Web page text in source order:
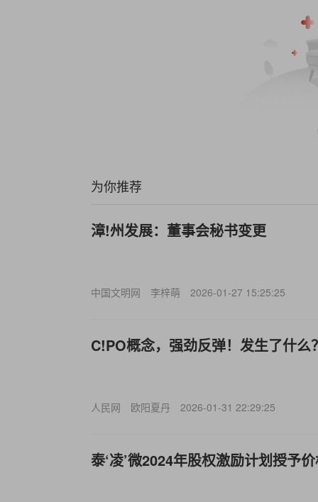
为你推荐
漳!州发展：董事会秘书变更
中国文明网 李梓萌 2026-01-27 15:25:25
C!PO概念，强劲反弹！发生了什么
人民网 欧阳夏丹 2026-01-31 22:29:25
泰‘凌’微2024年股权激励计划授予